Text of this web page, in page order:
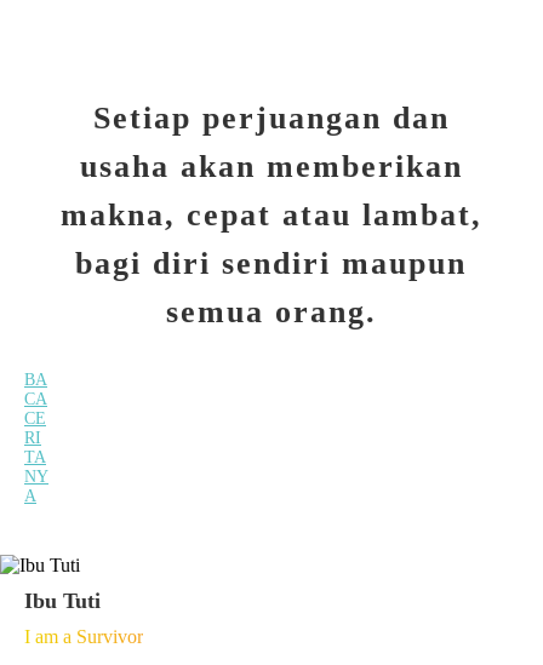
Setiap perjuangan dan
usaha akan memberikan
makna, cepat atau lambat,
bagi diri sendiri maupun
semua orang.
BA
CA
CE
RI
TA
NY
A
Ibu Tuti
I am a Survivor